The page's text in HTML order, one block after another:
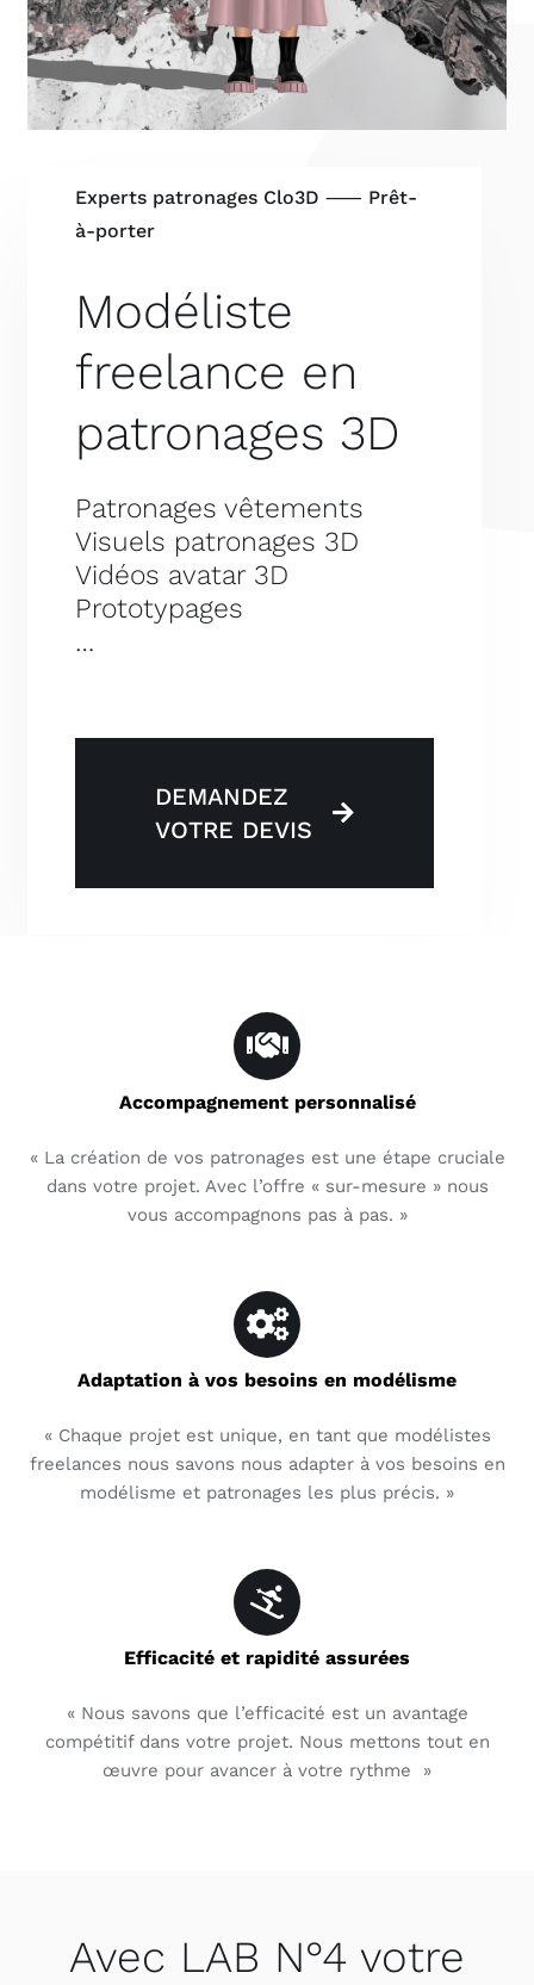
Experts patronages Clo3D ⸺ Prêt-
à-porter
Modéliste
freelance en
patronages 3D
Patronages vêtements
Visuels patronages 3D
Vidéos avatar 3D
Prototypages
…
DEMANDEZ
VOTRE DEVIS
Accompagnement personnalisé
« La création de vos patronages est une étape cruciale
dans votre projet. Avec l’offre « sur-mesure » nous
vous accompagnons pas à pas. »
Adaptation à vos besoins en modélisme
« Chaque projet est unique, en tant que modélistes
freelances nous savons nous adapter à vos besoins en
modélisme et patronages les plus précis. »
Efficacité et rapidité assurées
« Nous savons que l’efficacité est un avantage
compétitif dans votre projet. Nous mettons tout en
œuvre pour avancer à votre rythme »
Avec LAB N°4 votre